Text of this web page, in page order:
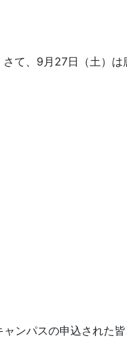
て、9月27日（土）
ンパスの申込された